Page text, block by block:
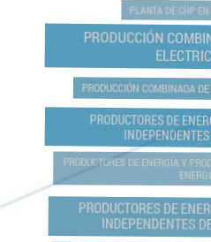
PLANTA DE CHP EN
PRODUCCIÓN
PRODUCCIÓN COMBINADA
PRODUCTORES DE
PRODUCTORES DE ENERGÍA Y
PRODUCTORES DE
INDEPENDENTES